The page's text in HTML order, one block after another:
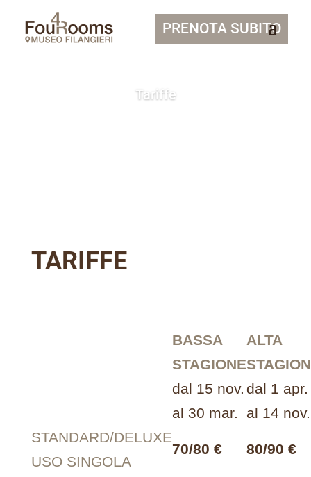
PRENOTA SUBITO
Tariffe
TARIFFE
BASSA
STAGIONE
ALTA
dal 15 nov.
al 30 mar.
dal 1 apr.
al 14 nov.
STANDARD/DELUXE
USO SINGOLA
70/80 € 80/90 €